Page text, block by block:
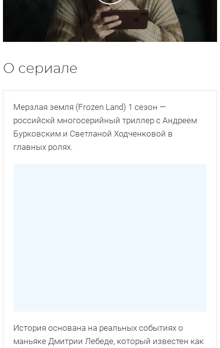
О сериале
Мерзлая земля (Frozen Land) 1 сезон —
российскй многосерийный триллер с Андреем
Бурковским и Светланой Ходченковой в
главных ролях.
История основана на реальных событиях о
маньяке Дмитрии Лебеде, который известен как